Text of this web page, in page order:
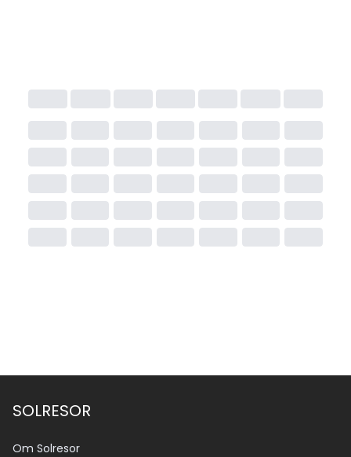
SOLRESOR
Om Solresor